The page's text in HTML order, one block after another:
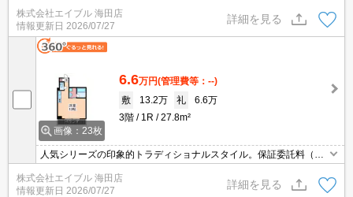
00mで買物便利。
株式会社エイブル 海田店
情報更新日 2026/07/27
詳細を見る
画像：23枚
6.6万円(管理費等：--)
敷
13.2万 礼
6.6万
3階
1R 27.8m²
人気シリーズの印象的トラディショナルスタイル。保証委託料（賃
料総額に対し、初回額50％、月額2％）。イオンへ700mで買物便
利。
株式会社エイブル 海田店
情報更新日 2026/07/27
詳細を見る